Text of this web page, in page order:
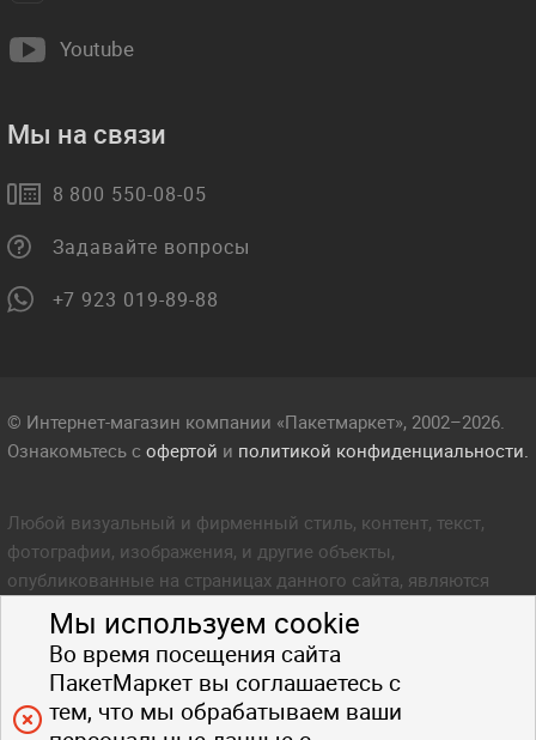
Мы используем cookie
Во время посещения сайта
ПакетМаркет вы соглашаетесь с
тем, что мы обрабатываем ваши
Youtube
Мы на связи
8 800 550-08-05
Задавайте вопросы
+7 923 019-89-88
© Интернет-магазин компании «Пакетмаркет», 2002–2026.
Ознакомьтесь с офертой и политикой конфиденциальности.
Любой визуальный и фирменный стиль, контент, текст,
фотографии, изображения, и другие объекты,
опубликованные на страницах данного сайта, являются
объектом прав интеллектуальной собственности компании
Пакетмаркет. Любое копирование стиля, контента, текста,
фотографий, изображений и других объектов данного сайта
запрещено.